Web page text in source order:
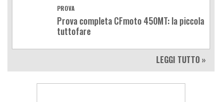
PROVA
Prova completa CFmoto 450MT: la piccola
tuttofare
LEGGI TUTTO »